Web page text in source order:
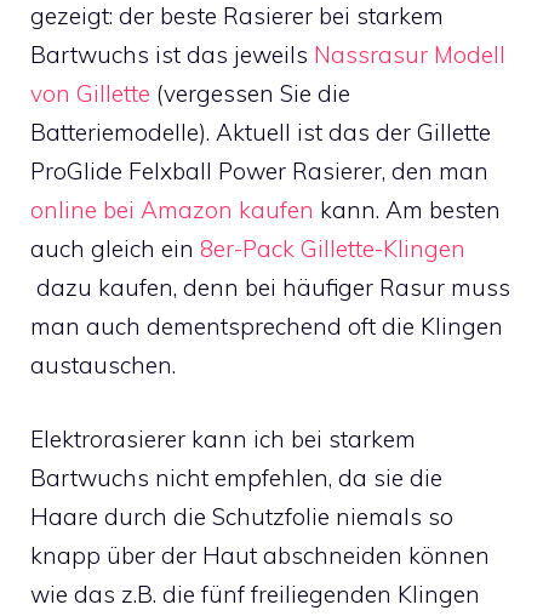
gezeigt: der beste Rasierer bei starkem
Bartwuchs ist das jeweils Nassrasur Modell
von Gillette (vergessen Sie die
Batteriemodelle). Aktuell ist das der Gillette
ProGlide Felxball Power Rasierer, den man
online bei Amazon kaufen kann. Am besten
auch gleich ein 8er-Pack Gillette-Klingen
dazu kaufen, denn bei häufiger Rasur muss
man auch dementsprechend oft die Klingen
austauschen.
Elektrorasierer kann ich bei starkem
Bartwuchs nicht empfehlen, da sie die
Haare durch die Schutzfolie niemals so
knapp über der Haut abschneiden können
wie das z.B. die fünf freiliegenden Klingen